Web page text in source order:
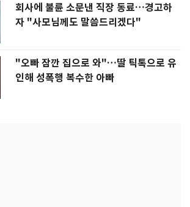
회사에 불륜 소문낸 직장 동료…경고하
자 "사모님께도 말씀드리겠다"
"오빠 잠깐 집으로 와"…딸 틱톡으로 유
인해 성폭행 복수한 아빠